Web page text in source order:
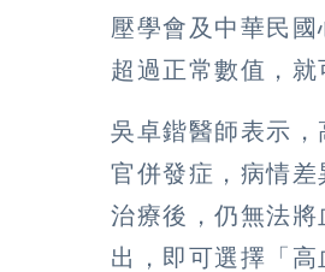
壓學會及中華民
超過正常數值，就
吳卓鍇醫師表示
官併發症，病情
治療後，仍無法
出，即可選擇「高